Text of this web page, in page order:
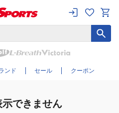
ンド セール クーポン
できません